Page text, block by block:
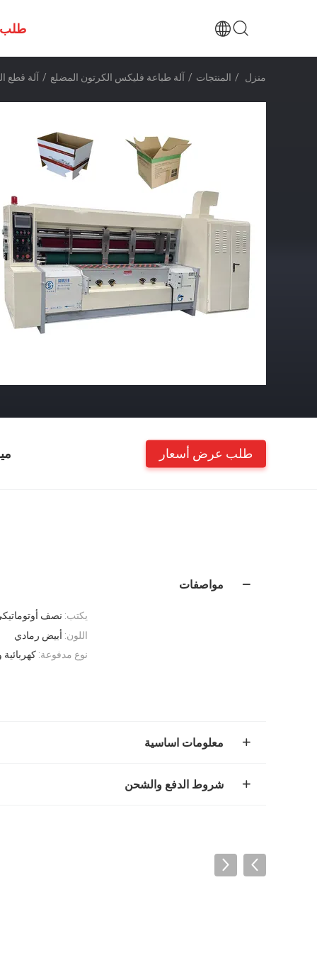
طلب
منزل / المنتجات / آلة طباعة فليكس الكرتون المضلع / آلة قطع القوالب
طلب عرض أسعار
مواصفات
يكتب: نصف
اللون: أبيض رمادي
نوع مدفوعة: كهربائية
معلومات اساسية
شروط الدفع والشحن